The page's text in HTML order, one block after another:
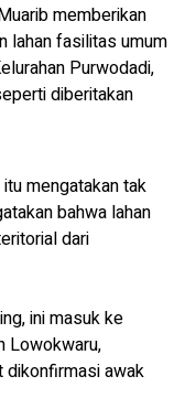
memberikan
lahan fasilitas umum
Purwodadi,
diberitakan
mengatakan tak
bahwa lahan
dari
ini masuk ke
Lowokwaru,
dikonfirmasi awak